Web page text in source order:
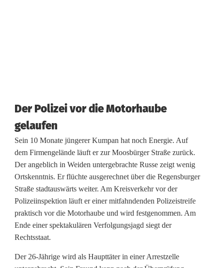
n
d
i
e
b
e
Der Polizei vor die Motorhaube
gelaufen
Sein 10 Monate jüngerer Kumpan hat noch Energie. Auf
dem Firmengelände läuft er zur Moosbürger Straße zurück.
Der angeblich in Weiden untergebrachte Russe zeigt wenig
Ortskenntnis. Er flüchte ausgerechnet über die Regensburger
Straße stadtauswärts weiter. Am Kreisverkehr vor der
Polizeiinspektion läuft er einer mitfahndenden Polizeistreife
praktisch vor die Motorhaube und wird festgenommen. Am
Ende einer spektakulären Verfolgungsjagd siegt der
Rechtsstaat.
Der 26-Jährige wird als Haupttäter in einer Arrestzelle